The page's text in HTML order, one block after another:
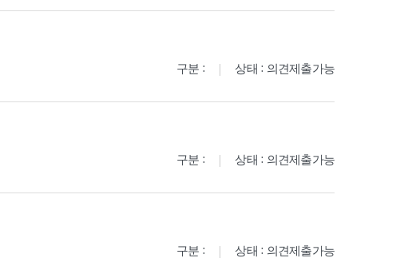
구분 : 상태 : 의견제출가능
구분 : 상태 : 의견제출가능
구분 : 상태 : 의견제출가능